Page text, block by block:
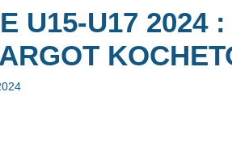
U15-U17 2024